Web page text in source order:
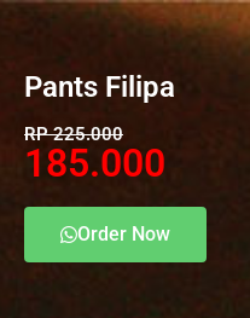
Pants Filipa
RP 225.000
185.000
Order Now